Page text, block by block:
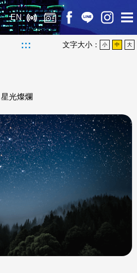
EN
::: 文字大小： 小 中 大
星光燦爛